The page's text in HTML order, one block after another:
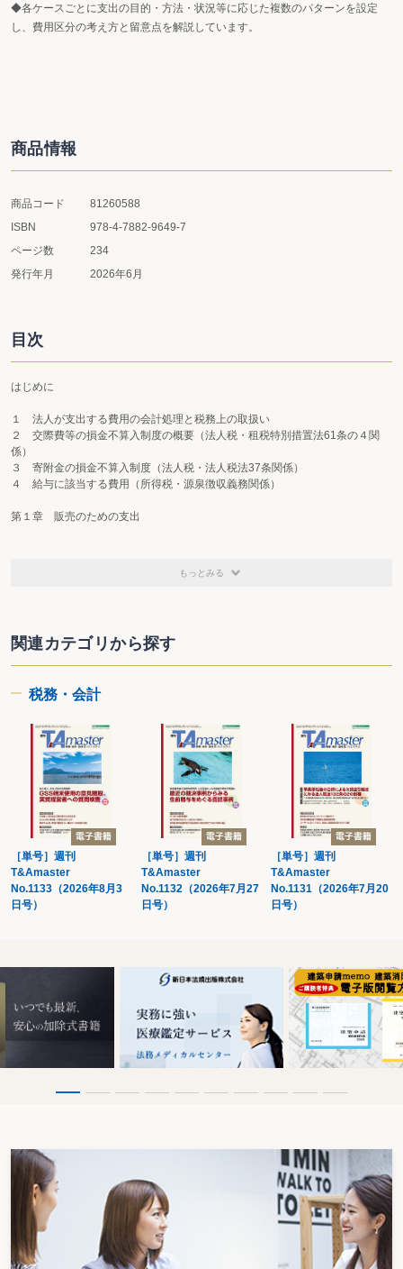
◆各ケースごとに支出の目的・方法・状況等に応じた複数のパターンを設定
し、費用区分の考え方と留意点を解説しています。
商品情報
商品コード
81260588
ISBN
978-4-7882-9649-7
ページ数
234
発行年月
2026年6月
目次
はじめに
１ 法人が支出する費用の会計処理と税務上の取扱い
２ 交際費等の損金不算入制度の概要（法人税・租税特別措置法61条の４関
係）
３ 寄附金の損金不算入制度（法人税・法人税法37条関係）
４ 給与に該当する費用（所得税・源泉徴収義務関係）
第１章 販売のための支出
〔６〕 サプライヤー表彰、パートナー企業表彰
〔７〕 顧客紹介に伴う紹介手数料
〔９〕 新製品発表会
〔10〕 無料サンプル・試供品の提供
〔11〕 販売キャンペーンの景品費用
〔12〕 インフルエンサーへのプロモーション依頼費用
〔13〕 SEO対策費用
〔14〕 ウェブ広告費用
第２章 取引先・事業関係者のための支出
第１ 会議・商談・接待
〔15〕 ランチミーティング
〔16〕 オンライン商談
〔20〕 ウェビナー
〔22〕 幹部と取引先との懇親会に同席した従業員分の費用
第２ 取引先のための費用負担
〔23〕 テナントへの賃料減額
〔24〕 取引先主催のイベントへの協賛金
第３ 事業関係者のための費用負担
〔28〕 同業者団体の研修費用
〔29〕 事業者団体の年会費
〔30〕 近隣住民に対する迷惑料
〔31〕 地域行事への協賛金
〔32〕 海外取引先への支払
〔33〕 海外得意先の日本招待費用
もっとみる
関連カテゴリから探す
税務・会計
［単号］週刊
T&Amaster
No.1133（2026年8月3
日号）
［単号］週刊
T&Amaster
No.1132（2026年7月27
日号）
［単号］週刊
T&Amaster
No.1131（2026年7月20
日号）